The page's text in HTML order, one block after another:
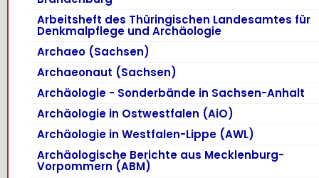
Arbeitsheft des Thüringischen Landesamtes für
Denkmalpflege und Archäologie
Archaeo (Sachsen)
Archaeonaut (Sachsen)
Archäologie - Sonderbände in Sachsen-Anhalt
Archäologie in Ostwestfalen (AiO)
Archäologie in Westfalen-Lippe (AWL)
Archäologische Berichte aus Mecklenburg-
Vorpommern (ABM)